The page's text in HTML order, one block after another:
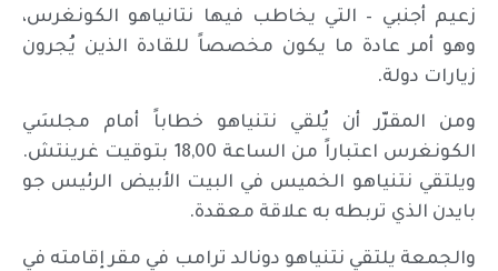
زعيم أجنبي – التي يخاطب فيها نتانياهو الكونغرس،
وهو أمر عادة ما يكون مخصصاً للقادة الذين يُجرون
زيارات دولة.
ومن المقرّر أن يُلقي نتنياهو خطاباً أمام مجلسَي
الكونغرس اعتباراً من الساعة 18,00 بتوقيت غرينتش.
ويلتقي نتنياهو الخميس في البيت الأبيض الرئيس جو
بايدن الذي تربطه به علاقة معقدة.
والجمعة يلتقي نتنياهو دونالد ترامب في مقر إقامته في